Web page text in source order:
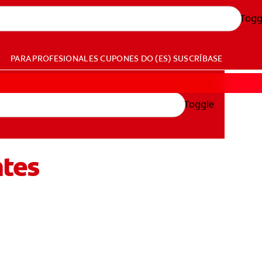
PARA PROFESIONALESCUPONES DO (ES) SUSCRÍBASE
Toggle